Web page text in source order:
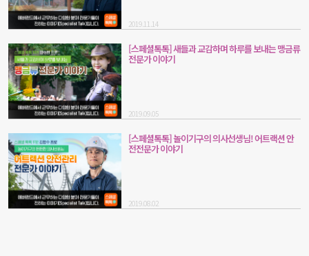
2019.11.14
[스페셜톡톡] 새들과 교감하며 하루를 보내는 맹금류
전문가 이야기
2019.09.05
[스페셜톡톡] 놀이기구의 의사선생님! 어트랙션 안
전전문가 이야기
2019.08.02